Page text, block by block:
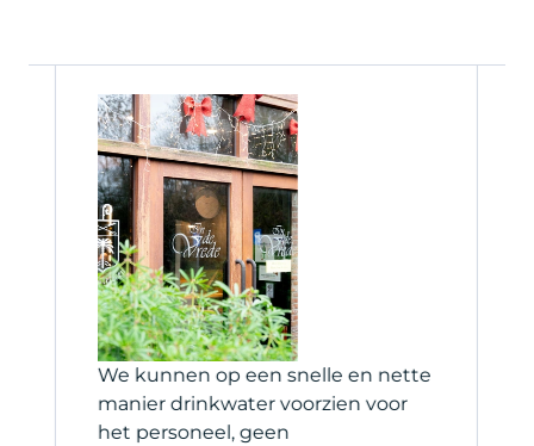
We kunnen op een snelle en nette
manier drinkwater voorzien voor
het personeel, geen